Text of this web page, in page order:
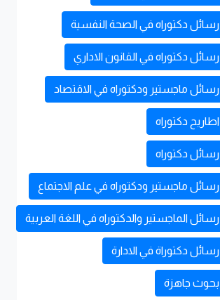
رسائل دكتوراه في الصحة النفسية
دكتوراه في القانون الاداري
ماجستير ودكتوراه في الاقتصاد
دكتوراه
دكتوراه
ماجستير ودكتوراه في علم الاجتماع
الماجستير والدكتوراه في اللغة العربية
دكتوراة في الادارة
بحوث جاهزة